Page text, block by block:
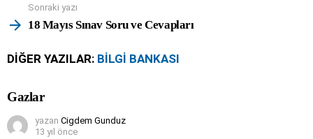
Sonraki yazı
18 Mayıs Sınav Soru ve Cevapları
DIĞER YAZILAR: BILGI BANKASI
Gazlar
yazan Cigdem Gunduz
13 yıl önce